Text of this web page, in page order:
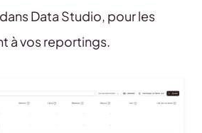
Data Studio, pour les
à vos reportings.